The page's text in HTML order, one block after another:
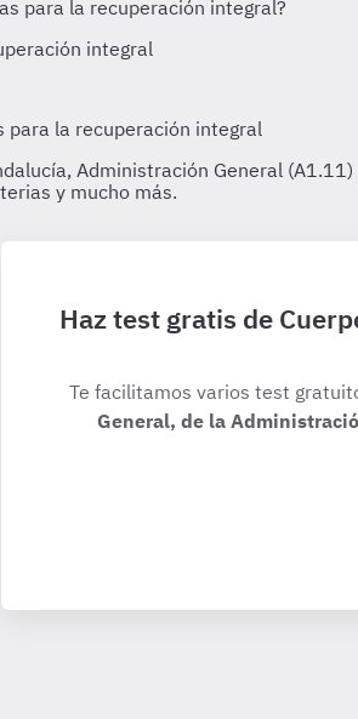
Haz test gratis de
Te facilitamos varios test
General, de la